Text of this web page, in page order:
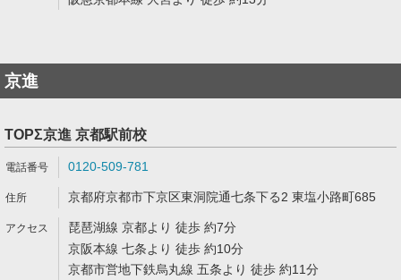
京進
TOPΣ京進 京都駅前校
0120-509-781
京都府京都市下京区東洞院通七条下る2 東塩小路町685
琵琶湖線 京都より 徒歩 約7分
京阪本線 七条より 徒歩 約10分
京都市営地下鉄烏丸線 五条より 徒歩 約11分